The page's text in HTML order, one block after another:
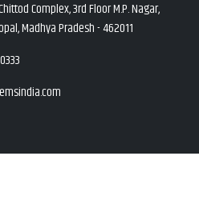
Complex, 3rd Floor M.P. Nagar,
Madhya Pradesh - 462011